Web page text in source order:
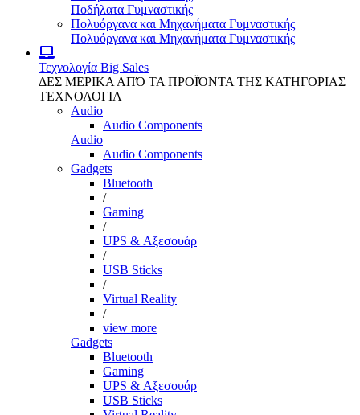
Ποδήλατα Γυμναστικής
Πολυόργανα και Μηχανήματα Γυμναστικής
Πολυόργανα και Μηχανήματα Γυμναστικής
Τεχνολογία Big Sales
ΔΕΣ ΜΕΡΙΚΑ ΑΠΌ ΤΑ ΠΡΟΪΌΝΤΑ ΤΗΣ ΚΑΤΗΓΟΡΙΑΣ
ΤΕΧΝΟΛΟΓΙΑ
Audio
Audio Components
Audio
Audio Components
Gadgets
Bluetooth
/
Gaming
/
UPS & Αξεσουάρ
/
USB Sticks
/
Virtual Reality
/
view more
Gadgets
Bluetooth
Gaming
UPS & Αξεσουάρ
USB Sticks